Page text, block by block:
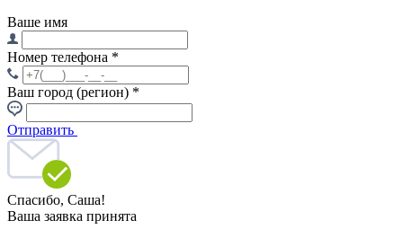
Ваше имя
Номер телефона *
Ваш город (регион) *
Отправить
Спасибо, Саша!
Ваша заявка принята